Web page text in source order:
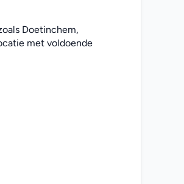
Doetinchem,
met voldoende